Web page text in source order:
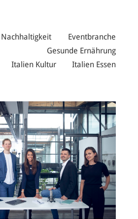
Nachhaltigkeit
Eventbranche
Gesunde Ernährung
Italien Kultur Italien Essen